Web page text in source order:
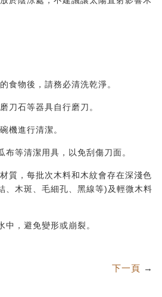
食物後，請務必清洗乾淨。
刀石等器具自行磨刀。
機進行清潔。
布等清潔用具，以免刮傷刀面。
質，每批次木料和木紋會存在深淺色
、木斑、毛細孔、黑線等)及輕微木料
中，避免變形或崩裂。
下一頁 →